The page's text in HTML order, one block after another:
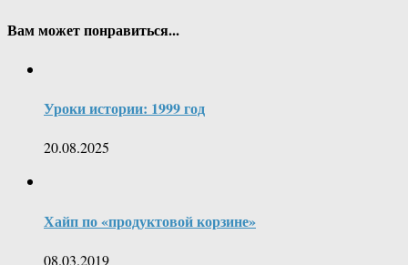
Вам может понравиться...
Уроки истории: 1999 год
20.08.2025
Хайп по «продуктовой корзине»
08.03.2019